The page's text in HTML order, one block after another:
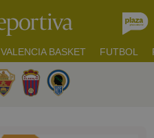
VALENCIA BASKET FUTBOL